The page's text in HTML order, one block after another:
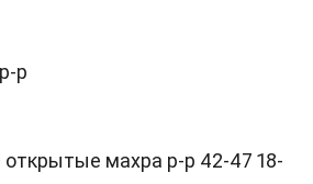
махра р-р 42-47 18-